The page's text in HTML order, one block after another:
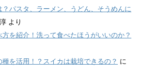
パスタ、ラーメン、うどん、そうめんに
より
を紹介！洗って食べたほうがいいのか？
を活用！？スイカは栽培できるの？ に